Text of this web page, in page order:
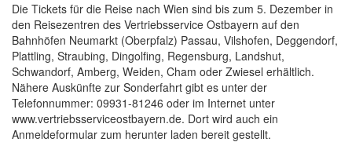
Die Tickets für die Reise nach Wien sind bis zum 5. Dezember in
den Reisezentren des Vertriebsservice Ostbayern auf den
Bahnhöfen Neumarkt (Oberpfalz) Passau, Vilshofen, Deggendorf,
Plattling, Straubing, Dingolfing, Regensburg, Landshut,
Schwandorf, Amberg, Weiden, Cham oder Zwiesel erhältlich.
Nähere Auskünfte zur Sonderfahrt gibt es unter der
Telefonnummer: 09931-81246 oder im Internet unter
www.vertriebsserviceostbayern.de. Dort wird auch ein
Anmeldeformular zum herunter laden bereit gestellt.